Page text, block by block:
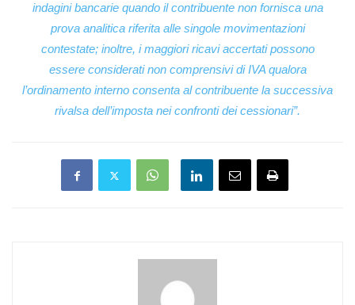
indagini bancarie quando il contribuente non fornisca una
prova analitica riferita alle singole movimentazioni
contestate; inoltre, i maggiori ricavi accertati possono
essere considerati non comprensivi di IVA qualora
l’ordinamento interno consenta al contribuente la successiva
rivalsa dell’imposta nei confronti dei cessionari”.